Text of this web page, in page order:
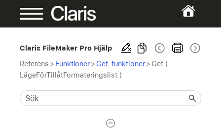
Claris FileMaker Pro Hjälp
Referens > Funktioner> Get-funktioner> Get (
LägeFörTillåtFormateringslist )